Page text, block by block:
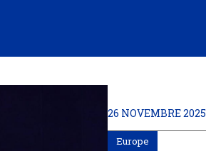
26 NOVEMBRE 2025
Europe